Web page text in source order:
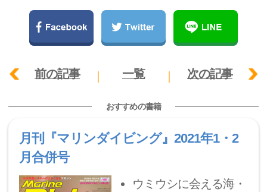
前の記事 一覧 次の記事
おすすめの書籍
月刊『マリンダイビング』2021年1・2
月合併号
ウミウシに会える海・